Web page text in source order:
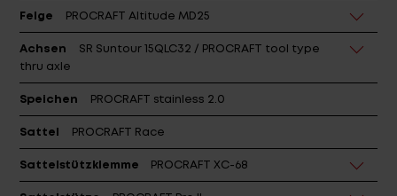
Felge PROCRAFT Altitude MD25
Achsen
SR Suntour 15QLC32 / PROCRAFT tool type
thru axle
Speichen PROCRAFT stainless 2.0
Sattel PROCRAFT Race
Sattelstützklemme PROCRAFT XC-68